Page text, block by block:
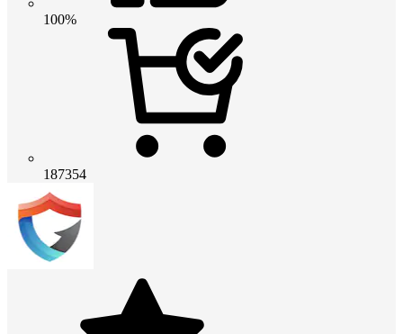
100%
187354